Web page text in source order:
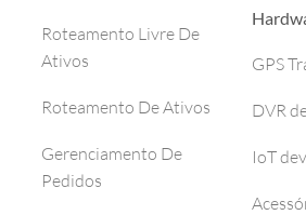
Roteamento Livre De
Ativos
Roteamento De Ativos
Gerenciamento De
Pedidos
GPS
DVR
IoT